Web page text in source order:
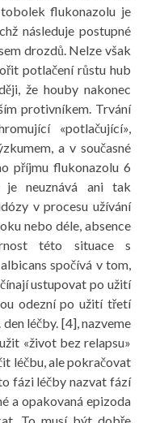
flukonazolu je
následuje postupné
drozdů. Nelze však
potlačení růstu hub
že houby nakonec
protivníkem. Trvání
«potlačující»,
a v současné
příjmu flukonazolu 6
je neuznává ani tak
v procesu užívání
nebo déle, absence
této situace s
spočívá v tom,
ustupovat po užití
odezní po užití třetí
léčby. [4], nazveme
«život bez relapsu»
léčbu, ale pokračovat
fázi léčby nazvat fází
a opakovaná epizoda